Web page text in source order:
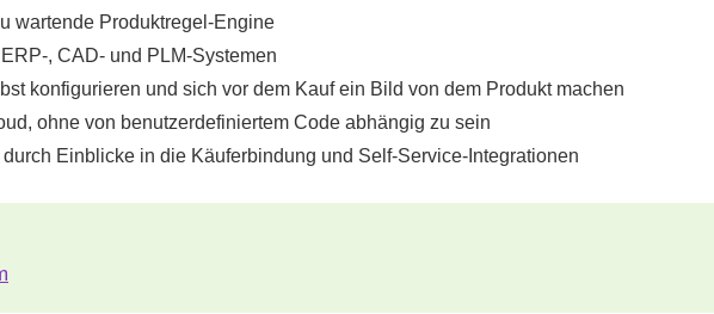
wartende Produktregel-Engine
, CAD- und PLM-Systemen
konfigurieren und sich vor dem Kauf ein Bild von dem Produkt machen
ohne von benutzerdefiniertem Code abhängig zu sein
Einblicke in die Käuferbindung und Self-Service-Integrationen